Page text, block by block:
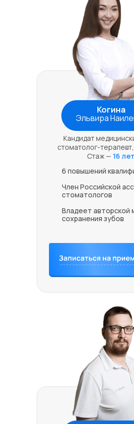
Кандидат
стоматолог-
Стаж — 16 лет
6 повышений
Член Российской
стоматологов
Владеет авторской
сохранения зубов
Когина
Эльвира